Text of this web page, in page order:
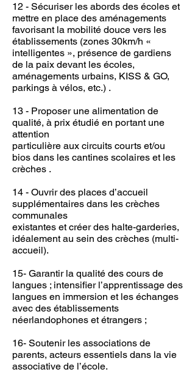
12 - Sécuriser les abords des écoles et
mettre en place des aménagements
favorisant la mobilité douce vers les
établissements (zones 30km/h «
intelligentes », présence de gardiens
de la paix devant les écoles,
aménagements urbains, KISS & GO,
parkings à vélos, etc.) .
13 - Proposer une alimentation de
qualité, à prix étudié en portant une
attention
particulière aux circuits courts et/ou
bios dans les cantines scolaires et les
crèches .
14 - Ouvrir des places d’accueil
supplémentaires dans les crèches
communales
existantes et créer des halte-garderies,
idéalement au sein des crèches (multi-
accueil).
15- Garantir la qualité des cours de
langues ; intensifier l’apprentissage des
langues en immersion et les échanges
avec des établissements
néerlandophones et étrangers ;
16- Soutenir les associations de
parents, acteurs essentiels dans la vie
associative de l’école.